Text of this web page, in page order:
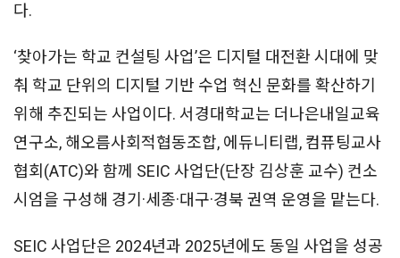
다.
‘찾아가는 학교 컨설팅 사업’은 디지털 대전환 시대에 맞
춰 학교 단위의 디지털 기반 수업 혁신 문화를 확산하기
위해 추진되는 사업이다. 서경대학교는 더나은내일교육
연구소, 해오름사회적협동조합, 에듀니티랩, 컴퓨팅교사
협회(ATC)와 함께 SEIC 사업단(단장 김상훈 교수) 컨소
시엄을 구성해 경기·세종·대구·경북 권역 운영을 맡는다.
SEIC 사업단은 2024년과 2025년에도 동일 사업을 성공